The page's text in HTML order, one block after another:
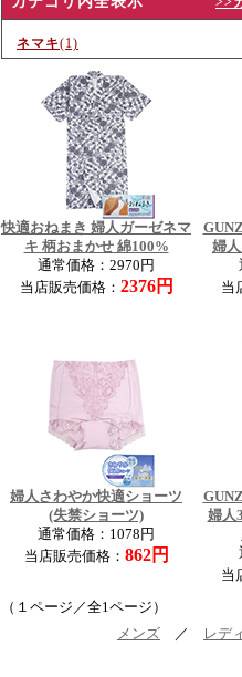
ネマキ(1)
快適おねまき 婦人ガーゼネマ
キ 柄おまかせ 綿100%
通常価格：2970円
当店販売価格： 2376円
婦
当
婦人さわやか快適ショーツ
(失禁ショーツ)
通常価格：1078円
当店販売価格： 862円
婦人
当
（１ページ／全1ページ）
メンズ ／ レデ